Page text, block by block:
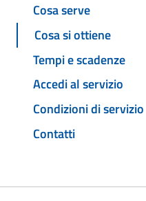
Cosa serve
Cosa si ottiene
Tempi e scadenze
Accedi al servizio
Condizioni di servizio
Contatti